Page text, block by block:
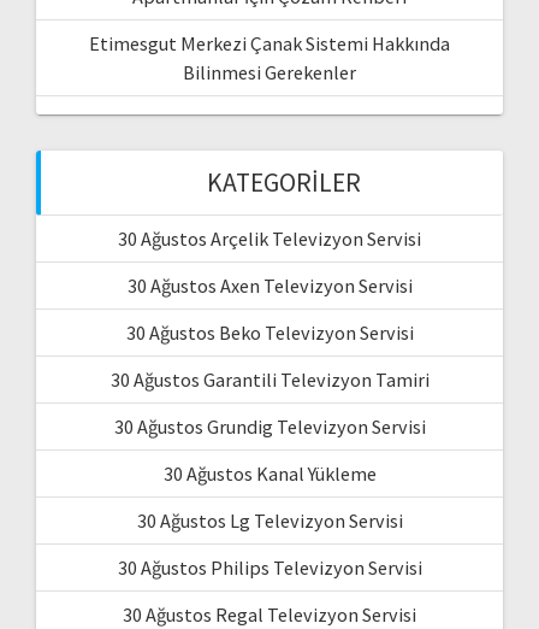
Etimesgut Merkezi Çanak Sistemi Hakkında
Bilinmesi Gerekenler
KATEGORILER
30 Ağustos Arçelik Televizyon Servisi
30 Ağustos Axen Televizyon Servisi
30 Ağustos Beko Televizyon Servisi
30 Ağustos Garantili Televizyon Tamiri
30 Ağustos Grundig Televizyon Servisi
30 Ağustos Kanal Yükleme
30 Ağustos Lg Televizyon Servisi
30 Ağustos Philips Televizyon Servisi
30 Ağustos Regal Televizyon Servisi